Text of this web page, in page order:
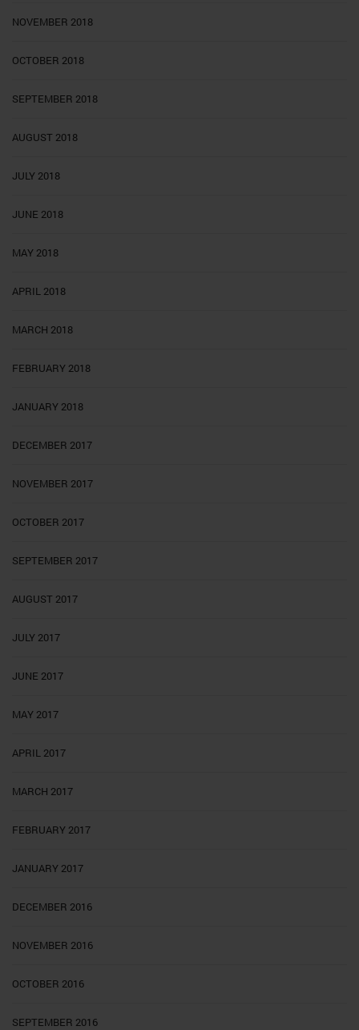
NOVEMBER 2018
OCTOBER 2018
SEPTEMBER 2018
AUGUST 2018
JULY 2018
JUNE 2018
MAY 2018
APRIL 2018
MARCH 2018
FEBRUARY 2018
JANUARY 2018
DECEMBER 2017
NOVEMBER 2017
OCTOBER 2017
SEPTEMBER 2017
AUGUST 2017
JULY 2017
JUNE 2017
MAY 2017
APRIL 2017
MARCH 2017
FEBRUARY 2017
JANUARY 2017
DECEMBER 2016
NOVEMBER 2016
OCTOBER 2016
SEPTEMBER 2016